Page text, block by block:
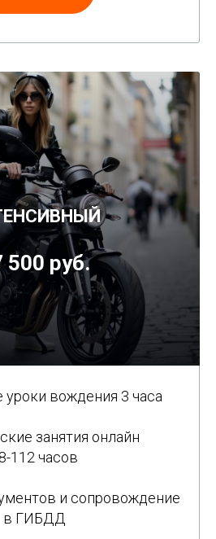
500 руб.
уроки вождения 3 часа
занятия онлайн
112 часов
и сопровождение
в ГИБДД